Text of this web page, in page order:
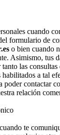
cuando
formulario de
o bien cuando
Asimismo, tus
las consultas
habilitados a tal
poder contactar
relación
te